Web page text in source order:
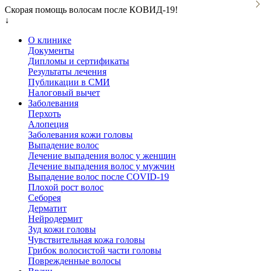
Скорая помощь волосам после КОВИД-19!
↓
О клинике
Документы
Дипломы и сертификаты
Результаты лечения
Публикации в СМИ
Налоговый вычет
Заболевания
Перхоть
Алопеция
Заболевания кожи головы
Выпадение волос
Лечение выпадения волос у женщин
Лечение выпадения волос у мужчин
Выпадение волос после COVID-19
Плохой рост волос
Cеборея
Дерматит
Нейродермит
Зуд кожи головы
Чувствительная кожа головы
Грибок волосистой части головы
Поврежденные волосы